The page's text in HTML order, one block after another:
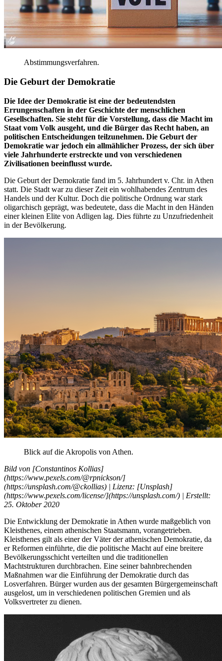
Abstimmungsverfahren.
Die Geburt der Demokratie
Die Idee der Demokratie ist eine der bedeutendsten
Errungenschaften in der Geschichte der menschlichen
Gesellschaften. Sie steht für die Vorstellung, dass die Macht im
Staat vom Volk ausgeht, und die Bürger das Recht haben, an
politischen Entscheidungen teilzunehmen. Die Geburt der
Demokratie war jedoch ein allmählicher Prozess, der sich über
viele Jahrhunderte erstreckte und von verschiedenen
Zivilisationen beeinflusst wurde.
Die Geburt der Demokratie fand im 5. Jahrhundert v. Chr. in Athen
statt. Die Stadt warzu dieser Zeit ein wohlhabendes Zentrum des
Handels und der Kultur. Doch die politische Ordnung warstark
oligarchisch geprägt, was bedeutete, dass die Macht in den Händen
einerkleinen Elite von Adligen lag. Dies führte zu Unzufriedenheit
in der Bevölkerung.
Blick aufdie Akropolis von Athen.
Bild von [Constantinos Kollias]
(https://www.pexels.com/@rpnickson/]
(https://unsplash.com/@ckollias) | Lizenz: [Unsplash]
(https://www.pexels.com/license/](https://unsplash.com/) | Erstellt:
25. Oktober2020
Die Entwicklung der Demokratie in Athen wurde maßgeblich von
Kleisthenes, einem athenischen Staatsmann, vorangetrieben.
Kleisthenes gilt als einer derVäterderathenischen Demokratie, da
erReformen einführte, die die politische Macht aufeine breitere
Bevölkerungsschicht verteilten und die traditionellen
Machtstrukturen durchbrachen. Eine seiner bahnbrechenden
Maßnahmen war die Einführung der Demokratie durch das
Losverfahren. Bürgerwurden aus dergesamten Bürgergemeinschaft
ausgelost, um in verschiedenen politischen Gremien und als
Volksvertreter zu dienen.